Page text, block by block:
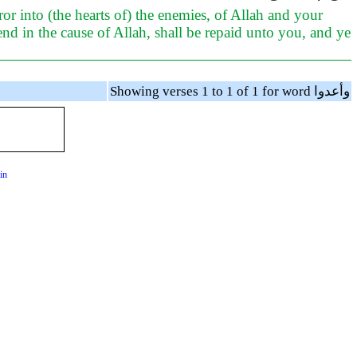
into (the hearts of) the enemies, of Allah and your
in the cause of Allah, shall be repaid unto you, and ye
Showing verses 1 to 1 of 1 for word وأعدوا